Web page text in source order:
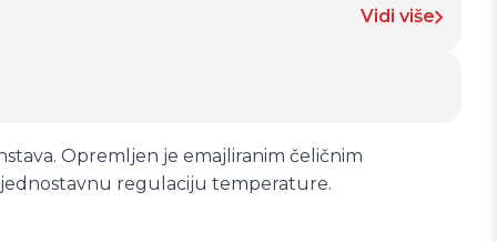
Vidi više
Opremljen je emajliranim čeličnim
regulaciju temperature.